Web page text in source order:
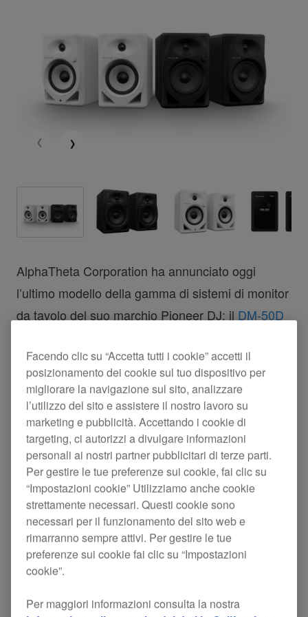
AlphaTheta Corporation ha annunciato oggi
l’ultimo modello della gamma di sistemi di monitor
da tavolo del suo marchio Pioneer DJ: il DM-50D
combina elementi chiave della popolare unità
40con componenti e caratteristiche nuove di
zecca per creare un suono più potente e di qualità
superiore. Venduti in coppie di colore nero o
bianco, gli altoparlanti sono facili da impostare,
sintonizzare e utilizzare; risultano quindi ideali per
una varietà di scopi. Sia che tu voglia fare DJ set
o creare la tua musica a casa, o passare
regolarmente dall’una all’altra attività, il sistema
DM-50D ti offre il suono perfetto.
Gli altoparlanti DM-50D offrono un suono basso
Facendo clic su “Accetta tutti i cookie” accetti il
posizionamento dei cookie sul tuo dispositivo per
migliorare la navigazione sul sito, analizzare
l’utilizzo del sito e assistere il nostro lavoro su
marketing e pubblicità. Accettando i cookie di
targeting, ci autorizzi a divulgare informazioni
personali ai nostri partner pubblicitari di terze parti.
Per gestire le tue preferenze sui cookie, fai clic su
“Impostazioni cookie” Utilizziamo anche cookie
strettamente necessari. Questi cookie sono
necessari per il funzionamento del sito web e
rimarranno sempre attivi. Per gestire le tue
preferenze sui cookie fai clic su “Impostazioni
cookie”.
Per maggiori informazioni consulta la nostra